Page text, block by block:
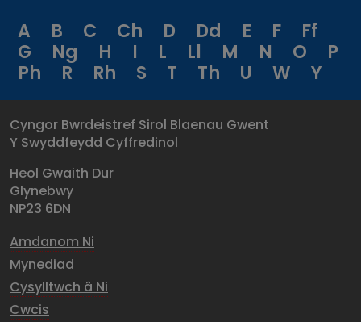
A
B C Ch D Dd E F
Ff
G
Ng H I L Ll M N O
P
Ph
R Rh S T Th U W Y
Cyngor Bwrdeistref Sirol Blaenau Gwent
Y Swyddfeydd Cyffredinol
Heol Gwaith Dur
Glynebwy
NP23 6DN
Amdanom Ni
Mynediad
Cysylltwch â Ni
Cwcis